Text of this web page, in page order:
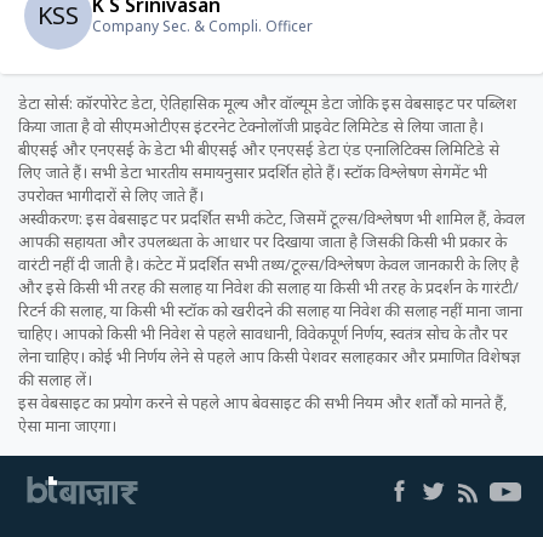
KSS Company Sec. & Compli. Officer
डेटा सोर्स: कॉरपोरेट डेटा, ऐतिहासिक मूल्य और वॉल्यूम डेटा जोकि इस वेबसाइट पर पब्लिश
किया जाता है वो सीएमओटीएस इंटरनेट टेक्नोलॉजी प्राइवेट लिमिटेड से लिया जाता है।
बीएसई और एनएसई के डेटा भी बीएसई और एनएसई डेटा एंड एनालिटिक्स लिमिटिडे से
लिए जाते हैं। सभी डेटा भारतीय समायनुसार प्रदर्शित होते हैं। स्टॉक विश्लेषण सेगमेंट भी
उपरोक्त भागीदारों से लिए जाते हैं।
अस्वीकरण: इस वेबसाइट पर प्रदर्शित सभी कंटेट, जिसमें टूल्स/विश्लेषण भी शामिल हैं, केवल
आपकी सहायता और उपलब्धता के आधार पर दिखाया जाता है जिसकी किसी भी प्रकार के
वारंटी नहीं दी जाती है। कंटेट में प्रदर्शित सभी तथ्य/टूल्स/विश्लेषण केवल जानकारी के लिए है
और इसे किसी भी तरह की सलाह या निवेश की सलाह या किसी भी तरह के प्रदर्शन के गारंटी/
रिटर्न की सलाह, या किसी भी स्टॉक को खरीदने की सलाह या निवेश की सलाह नहीं माना जाना
चाहिए। आपको किसी भी निवेश से पहले सावधानी, विवेकपूर्ण निर्णय, स्वतंत्र सोच के तौर पर
लेना चाहिए। कोई भी निर्णय लेने से पहले आप किसी पेशवर सलाहकार और प्रमाणित विशेषज्ञ
की सलाह लें।
इस वेबसाइट का प्रयोग करने से पहले आप बेवसाइट की सभी नियम और शर्तों को मानते हैं,
ऐसा माना जाएगा।